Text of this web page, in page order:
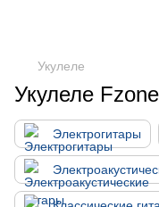
Укулеле
Укулеле Fzone
Электрогитары